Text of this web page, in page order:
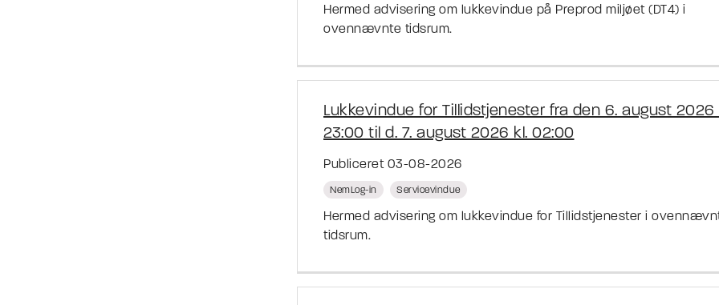
Hermed advisering om lukkevindue på Preprod miljøet (DT4) i
ovennævnte tidsrum.
Lukkevindue for Tillidstjenester fra den 6. august 2026
23:00 til d. 7. august 2026 kl. 02:00
Publiceret 03-08-2026
NemLog-in Servicevindue
Hermed advisering om lukkevindue for Tillidstjenester i
tidsrum.